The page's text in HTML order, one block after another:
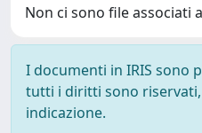
Non ci sono file associati
I documenti in IRIS sono
tutti i diritti sono riservati,
indicazione.